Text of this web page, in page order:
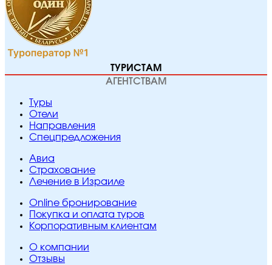
ТУРИСТАМ
АГЕНТСТВАМ
Туры
Отели
Направления
Спецпредложения
Авиа
Страхование
Лечение в Израиле
Online бронирование
Покупка и оплата туров
Корпоративным клиентам
O компании
Отзывы